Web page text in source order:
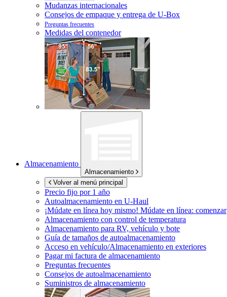
Mudanzas internacionales
Consejos de empaque y entrega de U-Box
Preguntas frecuentes
Medidas del contenedor
Almacenamiento
Almacenamiento
Volver al menú principal
Precio fijo por 1 año
Autoalmacenamiento en U-Haul
¡Múdate en línea hoy mismo! Múdate en línea: comenzar
Almacenamiento con control de temperatura
Almacenamiento para RV, vehículo y bote
Guía de tamaños de autoalmacenamiento
Acceso en vehículo/Almacenamiento en exteriores
Pagar mi factura de almacenamiento
Preguntas frecuentes
Consejos de autoalmacenamiento
Suministros de almacenamiento